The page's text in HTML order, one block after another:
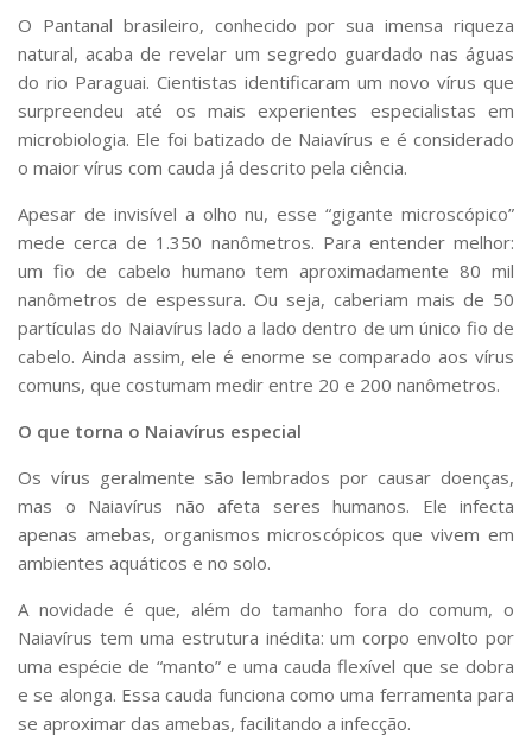
Museus e Espaços Interativos
Serviços
Bibliotecas
Apoio ao Estudante
Segurança, Trânsito e Prevenção
RH, Administrativo e Financeiro
Comunicação
Assessorias e Mídias
Jornal da USP
Agenda de Eventos
Defesa de Teses
O Pantanal brasileiro, conhecido por sua imensa riqueza
natural, acaba de revelar um segredo guardado nas águas
do rio Paraguai. Cientistas identificaram um novo vírus que
surpreendeu até os mais experientes especialistas em
microbiologia. Ele foi batizado de Naiavírus e é considerado
o maior vírus com cauda já descrito pela ciência.
Apesar de invisível a olho nu, esse “gigante microscópico”
mede cerca de 1.350 nanômetros. Para entender melhor:
um fio de cabelo humano tem aproximadamente 80 mil
nanômetros de espessura. Ou seja, caberiam mais de 50
partículas do Naiavírus lado a lado dentro de um único fio de
cabelo. Ainda assim, ele é enorme se comparado aos vírus
comuns, que costumam medir entre 20 e 200 nanômetros.
O que torna o Naiavírus especial
Os vírus geralmente são lembrados por causar doenças,
mas o Naiavírus não afeta seres humanos. Ele infecta
apenas amebas, organismos microscópicos que vivem em
ambientes aquáticos e no solo.
A novidade é que, além do tamanho fora do comum, o
Naiavírus tem uma estrutura inédita: um corpo envolto por
uma espécie de “manto” e uma cauda flexível que se dobra
e se alonga. Essa cauda funciona como uma ferramenta para
se aproximar das amebas, facilitando a infecção.